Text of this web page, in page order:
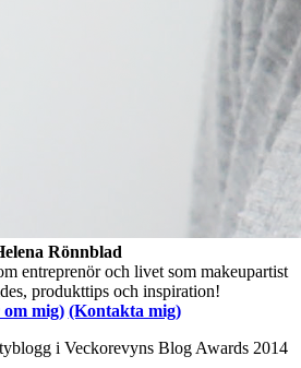
Rönnblad
entreprenör och livet som makeupartist
produkttips och inspiration!
mig) (Kontakta mig)
i Veckorevyns Blog Awards 2014